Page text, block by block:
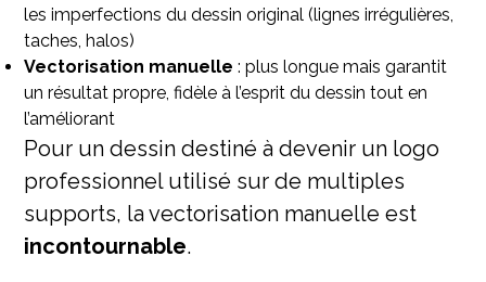
les imperfections du dessin original (lignes irrégulières,
taches, halos)
Vectorisation manuelle : plus longue mais garantit
un résultat propre, fidèle à l’esprit du dessin tout en
l’améliorant
Pour un dessin destiné à devenir un logo
professionnel utilisé sur de multiples
supports, la vectorisation manuelle est
incontournable.